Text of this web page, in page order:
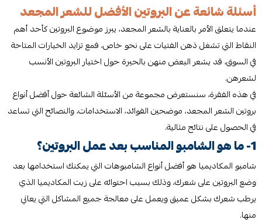
أسئلة شائعة عن البروتين الأفضل للشعر المجعد
عندما يتعلق الأمر بالعناية بالشعر المجعد، يبرز موضوع البروتين كأحد أهم
النقاط التي تشغل ذهن الفتيات على نحو خاص، فمع تزايد الخيارات المتاحة
في السوق، قد يشعر البعض منهن بالحيرة حول اختيار البروتين الأنسب
لشعرهن.
في هذه الفقرة، سنستعرض مجموعة من الأسئلة الشائعة حول أفضل أنواع
بروتين الشعر المجعد، موضحين الفوائد، الاستخدامات، والنصائح التي تساعد
في الحصول على نتائج مثالية.
1- ما هو الشامبو المناسب بعد عمل البروتين؟
شامبو المكاديميا هو أفضل أنواع الشامبوهات التي يمكنك استخدامها بعد
وضع البروتين على شعرك، وذلك بسبب احتوائه على زيت المكاديميا الذي
يرطب شعرك بشكل عميق ويعمل على معالجة جميع المشاكل التي يعاني
منها.